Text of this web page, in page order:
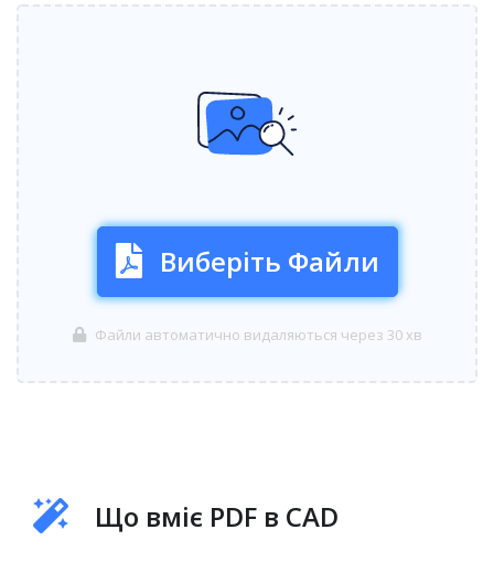
Виберіть Файли
Файли автоматично видаляються через 30 хв
Що вміє PDF в CAD